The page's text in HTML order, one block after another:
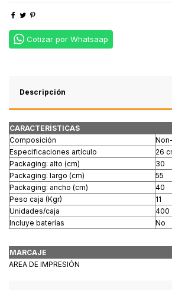
Cotizar por Whatsaap
Descripción
CARACTERÍSTICAS
Composición
Especificaciones artículo
26
Packaging: alto (cm)
30
Packaging: largo (cm)
55
Packaging: ancho (cm)
40
Peso caja (Kgr)
11
Unidades/caja
400
Incluye baterías
No
MARCAJE
AREA DE IMPRESIÓN